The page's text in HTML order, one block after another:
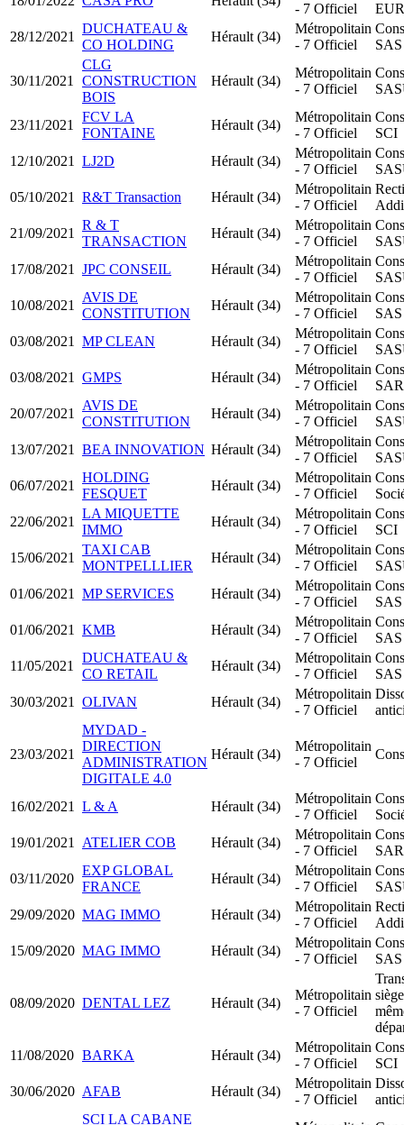
- 7 Officiel
28/12/2021
DUCHATEAU &
CO HOLDING
Hérault (34)
Métropolitain
- 7 Officiel
SAS
30/11/2021
CLG
CONSTRUCTION
BOIS
Hérault (34)
Métropolitain
- 7 Officiel
23/11/2021
FCV LA
FONTAINE
Hérault (34)
Métropolitain
- 7 Officiel
SCI
12/10/2021
LJ2D Hérault (34)
Métropolitain
- 7 Officiel
05/10/2021
R&T Transaction Hérault (34)
Métropolitain
- 7 Officiel
21/09/2021
R & T
TRANSACTION
Hérault (34)
Métropolitain
- 7 Officiel
17/08/2021
JPC CONSEIL Hérault (34)
Métropolitain
- 7 Officiel
10/08/2021
AVIS DE
CONSTITUTION
Hérault (34)
Métropolitain
- 7 Officiel
SAS
03/08/2021
MP CLEAN Hérault (34)
Métropolitain
- 7 Officiel
03/08/2021
GMPS Hérault (34)
Métropolitain
- 7 Officiel
20/07/2021
AVIS DE
CONSTITUTION
Hérault (34)
Métropolitain
- 7 Officiel
13/07/2021
BEA INNOVATION Hérault (34)
Métropolitain
- 7 Officiel
06/07/2021
HOLDING
FESQUET
Hérault (34)
Métropolitain
- 7 Officiel
22/06/2021
LA MIQUETTE
IMMO
Hérault (34)
Métropolitain
- 7 Officiel
SCI
15/06/2021
TAXI CAB
MONTPELLLIER
Hérault (34)
Métropolitain
- 7 Officiel
01/06/2021
MP SERVICES Hérault (34)
Métropolitain
- 7 Officiel
SAS
01/06/2021
KMB Hérault (34)
Métropolitain
- 7 Officiel
SAS
11/05/2021
DUCHATEAU &
CO RETAIL
Hérault (34)
Métropolitain
- 7 Officiel
SAS
30/03/2021
OLIVAN Hérault (34)
Métropolitain
- 7 Officiel
23/03/2021
MYDAD -
DIRECTION
ADMINISTRATION
DIGITALE 4.0
Hérault (34)
Métropolitain
- 7 Officiel
16/02/2021 L & A Hérault (34)
Métropolitain
- 7 Officiel
19/01/2021
ATELIER COB Hérault (34)
Métropolitain
- 7 Officiel
03/11/2020
EXP GLOBAL
FRANCE
Hérault (34)
Métropolitain
- 7 Officiel
29/09/2020 MAG IMMO Hérault (34)
Métropolitain
- 7 Officiel
15/09/2020 MAG IMMO Hérault (34)
Métropolitain
- 7 Officiel
SAS
08/09/2020 DENTAL LEZ Hérault (34)
Métropolitain
- 7 Officiel
11/08/2020 BARKA Hérault (34)
Métropolitain
- 7 Officiel
SCI
30/06/2020 AFAB Hérault (34)
Métropolitain
- 7 Officiel
SCI LA CABANE